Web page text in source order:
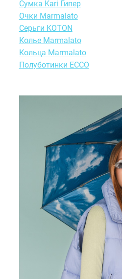
Сумка Kari Гипер
Очки Marmalato
Серьги KOTON
Колье Marmalato
Кольца Marmalato
Полуботинки ECCO